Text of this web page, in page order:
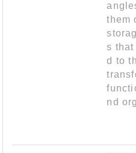
them
s that
d to
nd